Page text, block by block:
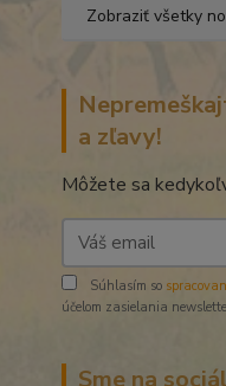
Zobraziť všetky
a zľavy!
Môžete sa
Súhlasím so
účelom zasielania
Sme na